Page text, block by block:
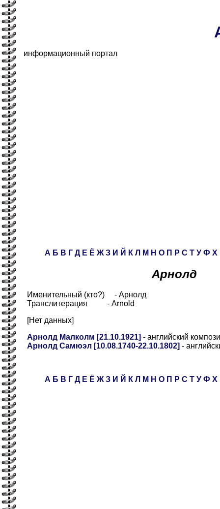
информационный портал
А Б В Г Д Е Ё Ж З И Й К Л М Н О П Р С Т У Ф Х
Арнолд
Именительный (кто?) - Арнолд
Транслитерация - Arnold
[Нет данных]
Арнолд Малколм [21.10.1921] - английский
Арнолд Самюэл [10.08.1740-22.10.1802] -
А Б В Г Д Е Ё Ж З И Й К Л М Н О П Р С Т У Ф Х